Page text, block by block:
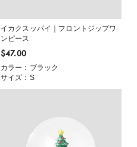
イカクスッパイ｜フロントジップワ
ンピース
$‌47.00
カラー：ブラック
サイズ：S